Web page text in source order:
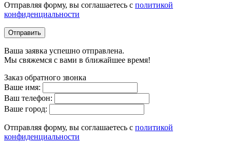
Отправляя форму, вы соглашаетесь с политикой
конфиденциальности
Отправить
Ваша заявка успешно отправлена.
Мы свяжемся с вами в ближайшее время!
Заказ обратного звонка
Ваше имя:
Ваш телефон:
Ваше город:
Отправляя форму, вы соглашаетесь с политикой
конфиденциальности